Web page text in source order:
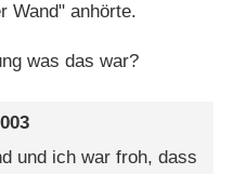
Wand" anhörte.
was das war?
und ich war froh, dass